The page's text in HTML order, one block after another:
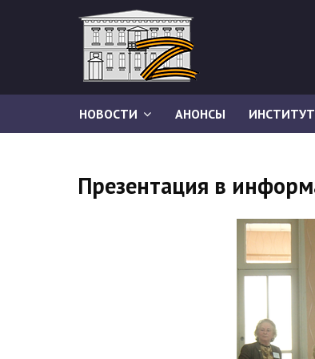
НОВОСТИ АНОНСЫ ИНСТИТУТ
Презентация в